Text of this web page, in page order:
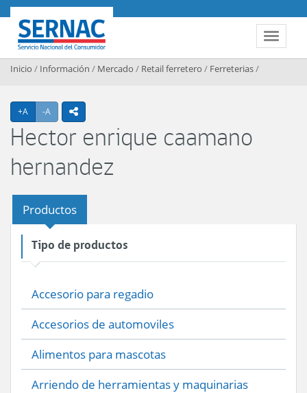
Contenido principal
Toggle
SERNAC
Inicio / Información / Mercado / Retail ferretero / Ferreterias/
+A Agrandar texto
-A Achicar textoicono compartir
Hector enrique caamano
hernandez
Productos
Tipo de productos
Accesorio para regadio
Accesorios de automoviles
Alimentos para mascotas
Arriendo de herramientas y maquinarias